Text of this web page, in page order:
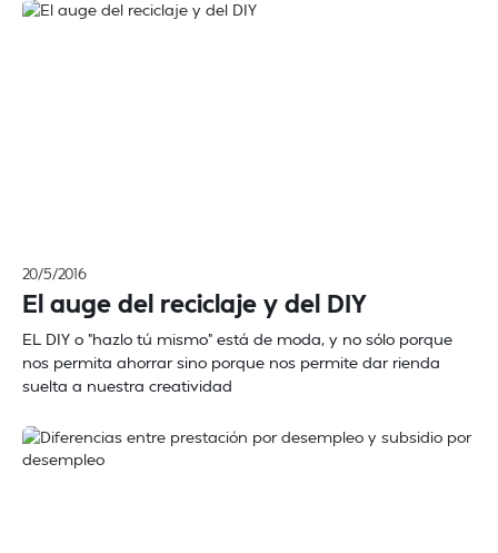
20/5/2016
El auge del reciclaje y del DIY
EL DIY o "hazlo tú mismo" está de moda, y no sólo porque
nos permita ahorrar sino porque nos permite dar rienda
suelta a nuestra creatividad